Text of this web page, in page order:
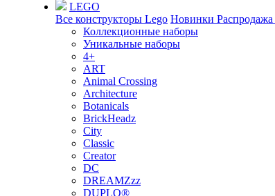
LEGO
Все конструкторы Lego Новинки Распродажа
Коллекционные наборы
Уникальные наборы
4+
ART
Animal Crossing
Architecture
Botanicals
BrickHeadz
City
Classic
Creator
DC
DREAMZzz
DUPLO®